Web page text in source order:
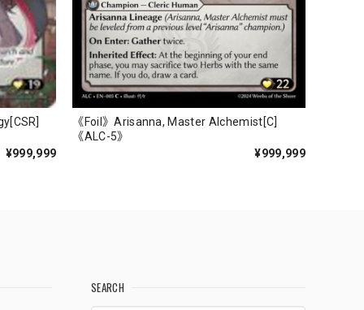
¥999,999
《Foil》Arisanna, Master Alchemist[C]
《ALC-5》
¥999,999
SEARCH